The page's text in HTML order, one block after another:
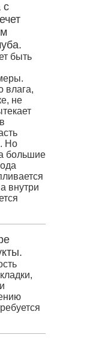
с
быть
влага,
не
Но
большие
внутри